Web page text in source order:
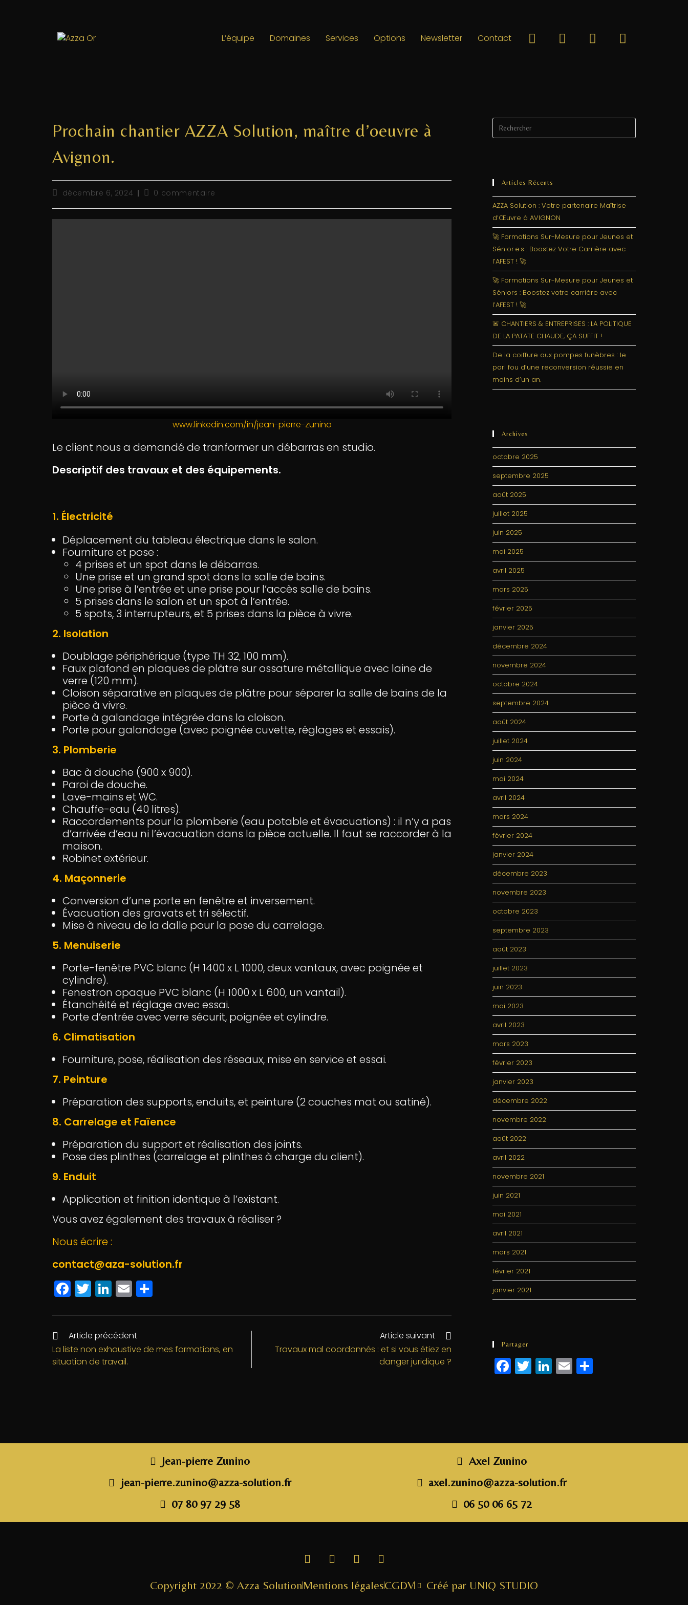
L’équipe Domaines Services Options Newsletter Contact
Prochain chantier AZZA Solution, maître d’oeuvre à
Avignon.
décembre 6, 2024 0 commentaire
www.linkedin.com/in/jean-pierre-zunino
Le client nous a demandé de tranformer un débarras en studio.
Descriptif des travaux et des équipements.
1. Électricité
Déplacement du tableau électrique dans le salon.
Fourniture et pose :
4 prises et un spot dans le débarras.
Une prise et un grand spot dans la salle de bains.
Une prise à l’entrée et une prise pour l’accès salle de bains.
5 prises dans le salon et un spot à l’entrée.
5 spots, 3 interrupteurs, et 5 prises dans la pièce à vivre.
2. Isolation
Doublage périphérique (type TH 32, 100 mm).
Faux plafond en plaques de plâtre sur ossature métallique avec laine de
verre (120 mm).
Cloison séparative en plaques de plâtre pour séparer la salle de bains de la
pièce à vivre.
Porte à galandage intégrée dans la cloison.
Porte pour galandage (avec poignée cuvette, réglages et essais).
3. Plomberie
Bac à douche (900 x 900).
Paroi de douche.
Lave-mains et WC.
Chauffe-eau (40 litres).
Raccordements pour la plomberie (eau potable et évacuations) : il n’y a pas
d’arrivée d’eau ni l’évacuation dans la pièce actuelle. Il faut se raccorder à la
maison.
Robinet extérieur.
4. Maçonnerie
Conversion d’une porte en fenêtre et inversement.
Évacuation des gravats et tri sélectif.
Mise à niveau de la dalle pour la pose du carrelage.
5. Menuiserie
Porte-fenêtre PVC blanc (H 1400 x L 1000, deux vantaux, avec poignée et
cylindre).
Fenestron opaque PVC blanc (H 1000 x L 600, un vantail).
Étanchéité et réglage avec essai.
Porte d’entrée avec verre sécurit, poignée et cylindre.
6. Climatisation
Fourniture, pose, réalisation des réseaux, mise en service et essai.
7. Peinture
Préparation des supports, enduits, et peinture (2 couches mat ou satiné).
8. Carrelage et Faïence
Préparation du support et réalisation des joints.
Pose des plinthes (carrelage et plinthes à charge du client).
9. Enduit
Application et finition identique à l’existant.
Vous avez également des travaux à réaliser ?
Nous écrire :
contact@aza-solution.fr
F
a
c
e
b
o
T
w
itt
e
r
Li
n
k
e
dI
n
E
m
ai
l
rt
g
Article précédent
La liste non exhaustive de mes formations, en
situation de travail.
Article suivant
Travaux mal coordonnés : et si vous étiez en
danger juridique ?
Articles Récents
AZZA Solution : Votre partenaire Maîtrise
d’Œuvre à AVIGNON
🚀 Formations Sur-Mesure pour Jeunes et
Sénior·e·s : Boostez Votre Carrière avec
l’AFEST ! 🚀
🚀 Formations Sur-Mesure pour Jeunes et
Séniors : Boostez votre carrière avec
l’AFEST ! 🚀
🚨 CHANTIERS & ENTREPRISES : LA POLITIQUE
DE LA PATATE CHAUDE, ÇA SUFFIT !
De la coiffure aux pompes funèbres : le
pari fou d’une reconversion réussie en
moins d’un an.
Archives
octobre 2025
septembre 2025
août 2025
juillet 2025
juin 2025
mai 2025
avril 2025
mars 2025
février 2025
janvier 2025
décembre 2024
novembre 2024
octobre 2024
septembre 2024
août 2024
juillet 2024
juin 2024
mai 2024
avril 2024
mars 2024
février 2024
janvier 2024
décembre 2023
novembre 2023
octobre 2023
septembre 2023
août 2023
juillet 2023
juin 2023
mai 2023
avril 2023
mars 2023
février 2023
janvier 2023
décembre 2022
novembre 2022
août 2022
avril 2022
novembre 2021
juin 2021
mai 2021
avril 2021
mars 2021
février 2021
janvier 2021
Partager
F
a
o
o
k
T
w
Li
n
n
E
m
e
Jean-pierre Zunino
jean-pierre.zunino@azza-solution.fr
07 80 97 29 58
Axel Zunino
axel.zunino@azza-solution.fr
06 50 06 65 72
Copyright 2022 © Azza SolutionMentions légalesCGDV Créé par UNIQ STUDIO